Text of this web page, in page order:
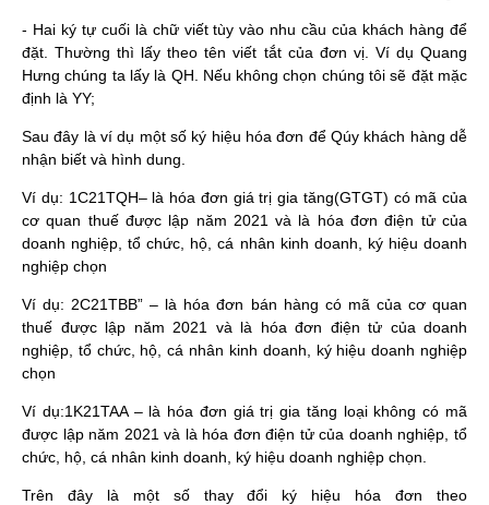
- Hai ký tự cuối là chữ viết tùy vào nhu cầu của khách hàng để
đặt. Thường thì lấy theo tên viết tắt của đơn vị. Ví dụ Quang
Hưng chúng ta lấy là QH. Nếu không chọn chúng tôi sẽ đặt mặc
định là YY;
Sau đây là ví dụ một số ký hiệu hóa đơn để Qúy khách hàng dễ
nhận biết và hình dung.
Ví dụ: 1C21TQH– là hóa đơn giá trị gia tăng(GTGT) có mã của
cơ quan thuế được lập năm 2021 và là hóa đơn điện tử của
doanh nghiệp, tổ chức, hộ, cá nhân kinh doanh, ký hiệu doanh
nghiệp chọn
Ví dụ: 2C21TBB” – là hóa đơn bán hàng có mã của cơ quan
thuế được lập năm 2021 và là hóa đơn điện tử của doanh
nghiệp, tổ chức, hộ, cá nhân kinh doanh, ký hiệu doanh nghiệp
chọn
Ví dụ:1K21TAA – là hóa đơn giá trị gia tăng loại không có mã
được lập năm 2021 và là hóa đơn điện tử của doanh nghiệp, tổ
chức, hộ, cá nhân kinh doanh, ký hiệu doanh nghiệp chọn.
Trên đây là một số thay đổi ký hiệu hóa đơn theo